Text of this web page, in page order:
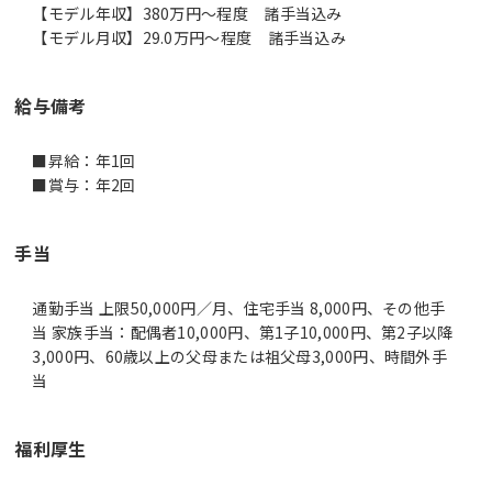
【モデル年収】380万円〜程度 諸手当込み
【モデル月収】29.0万円〜程度 諸手当込み
給与備考
■昇給：年1回
■賞与：年2回
手当
通勤手当 上限50,000円／月、住宅手当 8,000円、その他手
当 家族手当：配偶者10,000円、第1子10,000円、第2子以降
3,000円、60歳以上の父母または祖父母3,000円、時間外手
当
福利厚生